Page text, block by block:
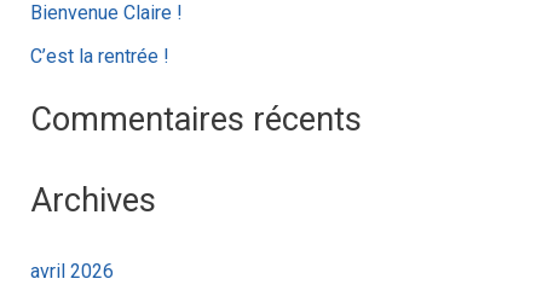
Bienvenue Claire !
C’est la rentrée !
Commentaires récents
Archives
avril 2026